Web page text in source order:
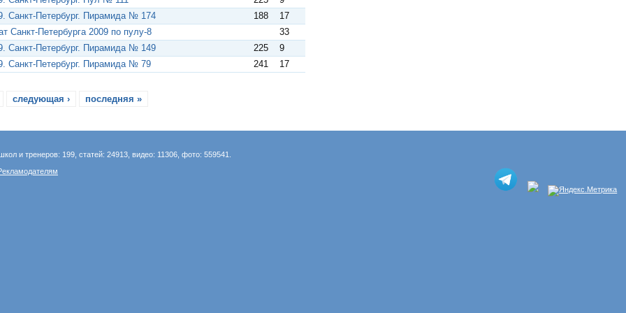
Санкт-Петербург. Пирамида № 174
188
17
Санкт-Петербурга 2009 по пулу-8
33
Санкт-Петербург. Пирамида № 149
225
9
Санкт-Петербург. Пирамида № 79
241 17
следующая › последняя »
и тренеров: 199, статей: 24913, видео: 11306, фото: 559541.